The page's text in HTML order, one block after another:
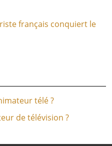
français conquiert le
télé ?
de télévision ?